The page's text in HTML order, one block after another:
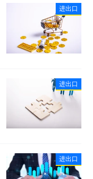
进出口
进出口
进出口